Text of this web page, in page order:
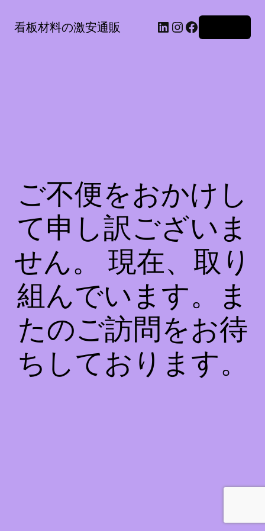
看板材料の激安通販 LinkedIn Instagram Facebook
ご不便をおかけし
て申し訳ございま
せん。 現在、取り
組んでいます。ま
たのご訪問をお待
ちしております。